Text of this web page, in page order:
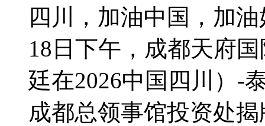
四川，加油中国，加
18日下午，成都天府
廷在2026中国四川）-
成都总领事馆投资处